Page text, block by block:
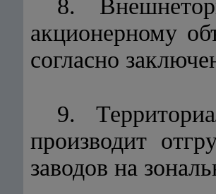
8.
акционерному
согласно
9.
производит
заводов на